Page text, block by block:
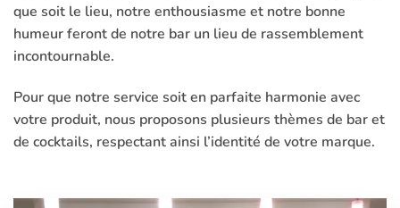
que soit le lieu, notre enthousiasme et notre bonne
humeur feront de notre bar un lieu de rassemblement
incontournable.
Pour que notre service soit en parfaite harmonie avec
votre produit, nous proposons plusieurs thèmes de bar et
de cocktails, respectant ainsi l’identité de votre marque.